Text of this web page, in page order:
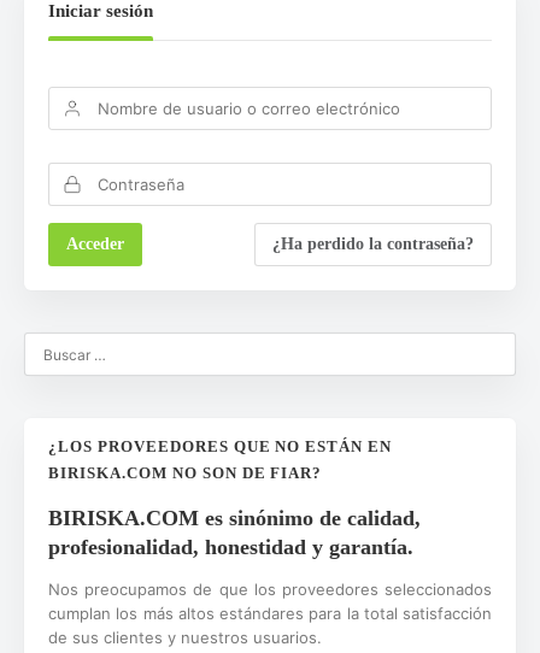
Iniciar sesión
¿Ha perdido la contraseña?
¿LOS PROVEEDORES QUE NO ESTÁN EN
BIRISKA.COM NO SON DE FIAR?
BIRISKA.COM es sinónimo de calidad,
profesionalidad, honestidad y garantía.
Nos preocupamos de que los proveedores seleccionados
cumplan los más altos estándares para la total satisfacción
de sus clientes y nuestros usuarios.